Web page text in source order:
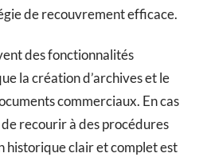
de recouvrement efficace.
des fonctionnalités
la création d’archives et le
commerciaux. En cas
recourir à des procédures
historique clair et complet est